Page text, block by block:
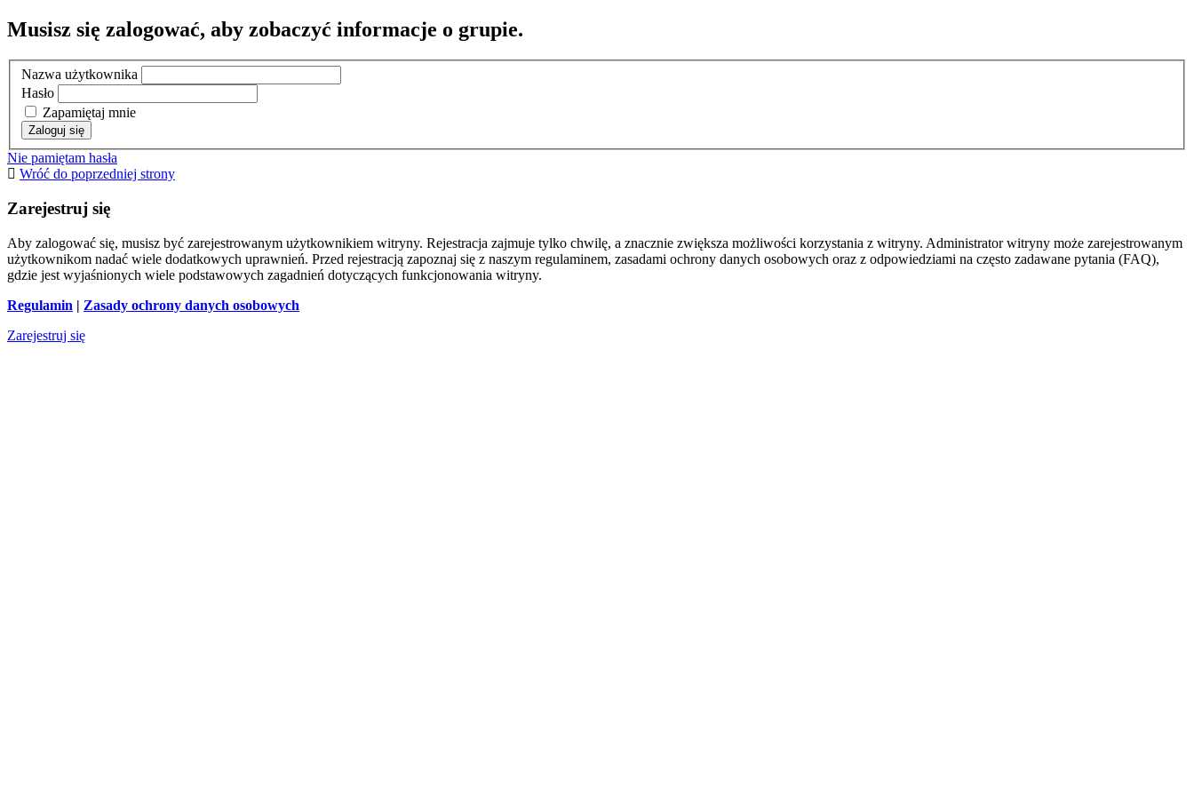
Musisz się zalogować, aby zobaczyć informacje o grupie.
Nazwa użytkownika
Hasło
Zapamiętaj mnie
Nie pamiętam hasła
Wróć do poprzedniej strony
Zarejestruj się
Aby zalogować się, musisz być zarejestrowanym użytkownikiem witryny. Rejestracja zajmuje tylko chwilę, a znacznie zwiększa możliwości korzystania z witryny. Administrator witryny może zarejestrowanym
użytkownikom nadać wiele dodatkowych uprawnień. Przed rejestracją zapoznaj się z naszym regulaminem, zasadami ochrony danych osobowych oraz z odpowiedziami na często zadawane pytania (FAQ),
gdzie jest wyjaśnionych wiele podstawowych zagadnień dotyczących funkcjonowania witryny.
Regulamin | Zasady ochrony danych osobowych
Zarejestruj się